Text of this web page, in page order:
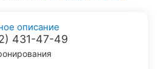
описание
431-47-49